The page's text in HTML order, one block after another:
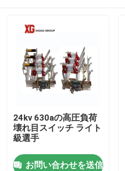
家
プロダクト
24kv 630aの高圧負荷
壊れ目スイッチ ライト
級選手
お問い合わせを送信